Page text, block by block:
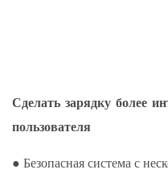
Сделать зарядку более
пользователя
● Безопасная система с